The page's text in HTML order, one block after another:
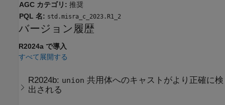
AGC カテゴリ: 推奨
PQL 名: std.misra_c_2023.R1_2
バージョン履歴
R2024a で導入
すべて展開する
R2024b: union 共用体へのキャストがより正確に検
出される